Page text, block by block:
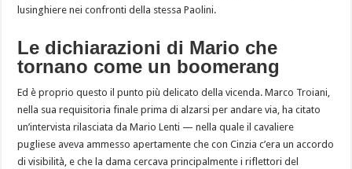
lusinghiere nei confronti della stessa Paolini.
Le dichiarazioni di Mario che
tornano come un boomerang
Ed è proprio questo il punto più delicato della vicenda. Marco Troiani,
nella sua requisitoria finale prima di alzarsi per andare via, ha citato
un’intervista rilasciata da Mario Lenti — nella quale il cavaliere
pugliese aveva ammesso apertamente che con Cinzia c’era un accordo
di visibilità, e che la dama cercava principalmente i riflettori del